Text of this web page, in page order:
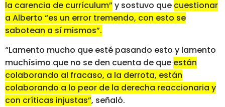
la carencia de currículum”y sostuvo que cuestionar
a Alberto “es un error tremendo, con esto se
sabotean a sí mismos”.
“Lamento mucho que esté pasando esto y lamento
muchísimo que no se den cuenta de que están
colaborando al fracaso, a la derrota, están
colaborando a lo peor de la derecha reaccionaria y
con críticas injustas”, señaló.